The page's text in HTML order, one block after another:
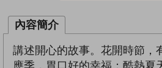
內容簡介
講述開心的故事。花開時節，